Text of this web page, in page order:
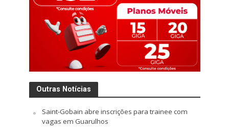
Outras Notícias
Saint-Gobain abre inscrições para trainee com
vagas em Guarulhos